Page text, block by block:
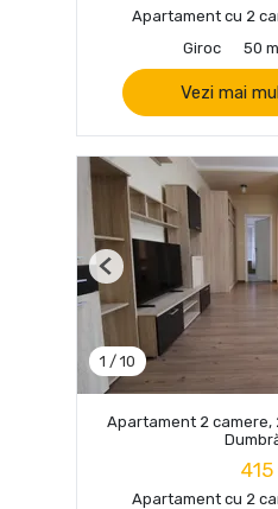
Apartament cu 2
Giroc
50
Vezi mai
1 / 10
Previous
Apartament 2 camere,
Apartament cu 2